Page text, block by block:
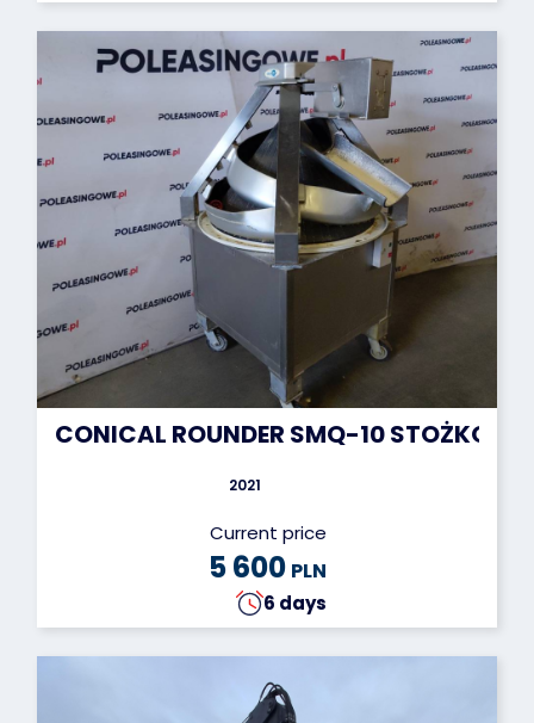
CONICAL ROUNDER SMQ-10
2021
Current price
5 600 PLN
6 days